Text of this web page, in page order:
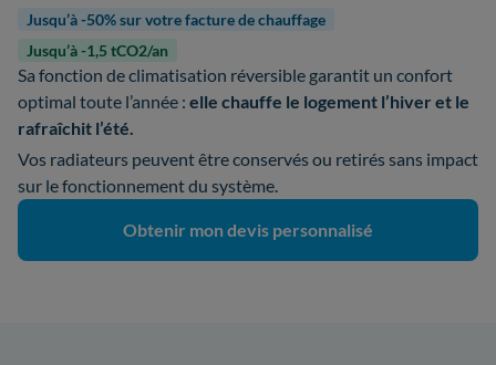
Jusqu’à -50% sur votre facture de chauffage
Jusqu’à -1,5 tCO2/an
Sa fonction de climatisation réversible garantit un confort
optimal toute l’année : elle chauffe le logement l’hiver et le
rafraîchit l’été.
Vos radiateurs peuvent être conservés ou retirés sans impact
sur le fonctionnement du système.
Obtenir mon devis personnalisé